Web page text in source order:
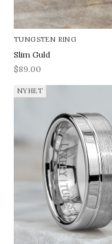
TUNGSTEN RING
Slim Guld
REA-pris
$89.00
NYHET